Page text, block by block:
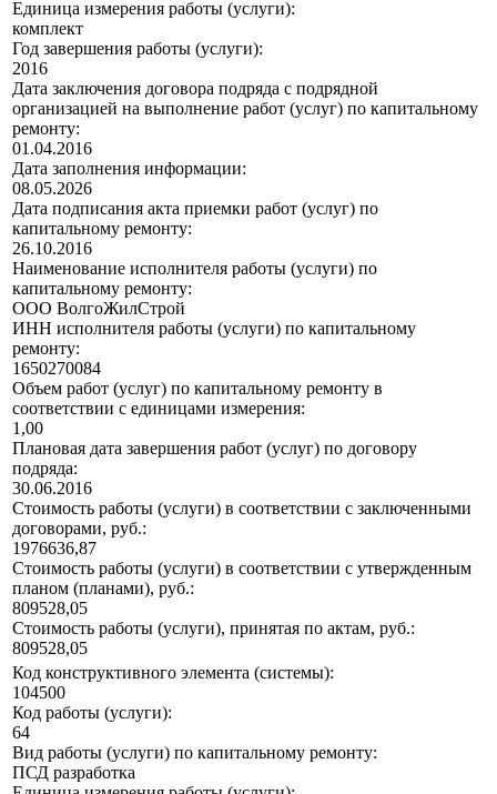
Единица измерения работы (услуги):
комплект
Год завершения работы (услуги):
2016
Дата заключения договора подряда с подрядной
организацией на выполнение работ (услуг) по капитальному
ремонту:
01.04.2016
Дата заполнения информации:
08.05.2026
Дата подписания акта приемки работ (услуг) по
капитальному ремонту:
26.10.2016
Наименование исполнителя работы (услуги) по
капитальному ремонту:
ООО ВолгоЖилСтрой
ИНН исполнителя работы (услуги) по капитальному
ремонту:
1650270084
Объем работ (услуг) по капитальному ремонту в
соответствии с единицами измерения:
1,00
Плановая дата завершения работ (услуг) по договору
подряда:
30.06.2016
Стоимость работы (услуги) в соответствии с заключенными
договорами, руб.:
1976636,87
Стоимость работы (услуги) в соответствии с утвержденным
планом (планами), руб.:
809528,05
Стоимость работы (услуги), принятая по актам, руб.:
809528,05
Код конструктивного элемента (системы):
104500
Код работы (услуги):
64
Вид работы (услуги) по капитальному ремонту:
ПСД разработка